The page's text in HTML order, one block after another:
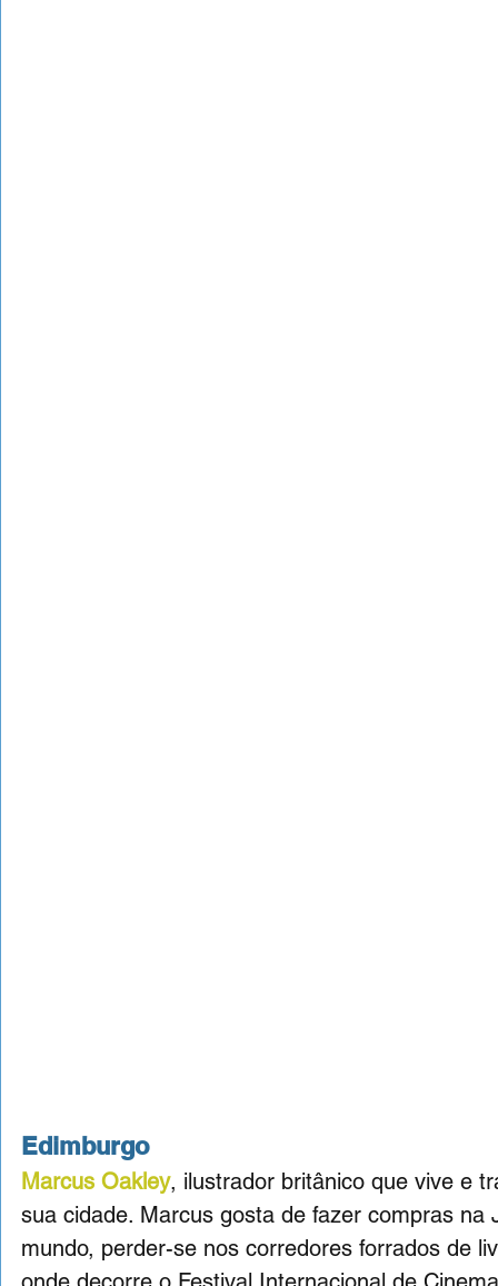
Edimburgo
Marcus Oakley, ilustrador britânico que vive e
sua cidade. Marcus gosta de fazer compras
mundo, perder-se nos corredores forrados de